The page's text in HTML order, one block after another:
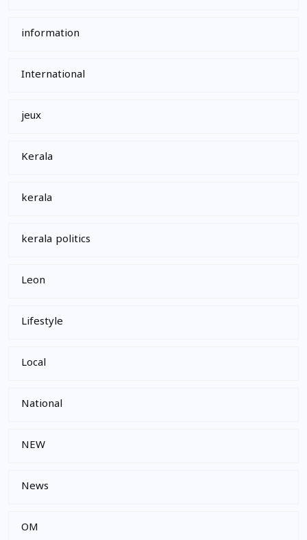
information
International
jeux
Kerala
kerala
kerala politics
Leon
Lifestyle
Local
National
NEW
News
OM